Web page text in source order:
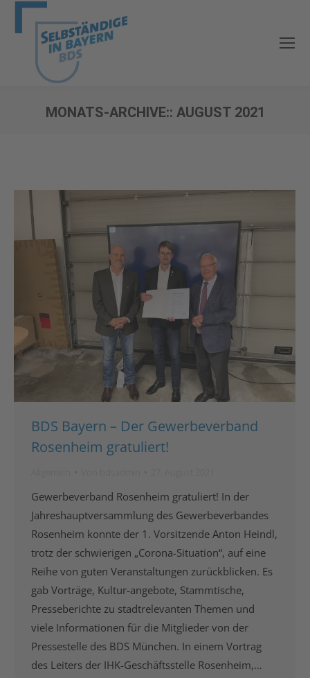
MONATS-ARCHIVE:: AUGUST 2021
BDS Bayern – Der Gewerbeverband
Rosenheim gratuliert!
Gewerbeverband Rosenheim gratuliert! In der
Jahreshauptversammlung des Gewerbeverbandes
Rosenheim konnte der 1. Vorsitzende Anton Heindl,
trotz der schwierigen „Corona-Situation“, auf eine
Reihe von guten Veranstaltungen zurückblicken. Es
gab Vorträge, Kultur-angebote, Stammtische,
Presseberichte zu stadtrelevanten Themen und
viele Informationen für die Mitglieder von der
Pressestelle des BDS München. In einem Vortrag
des Leiters der IHK-Geschäftsstelle Rosenheim,…